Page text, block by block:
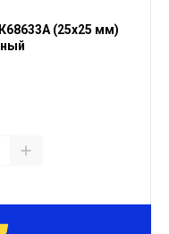
(25х25 мм)